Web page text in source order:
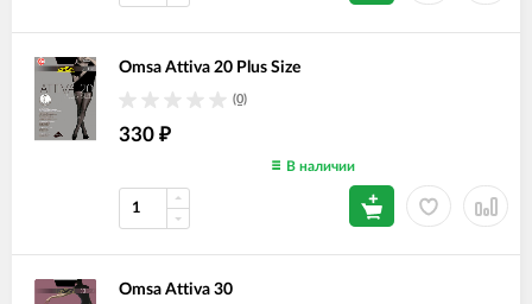
Omsa Attiva 20 Plus Size
(0)
330 ₽
В наличии
Omsa Attiva 30